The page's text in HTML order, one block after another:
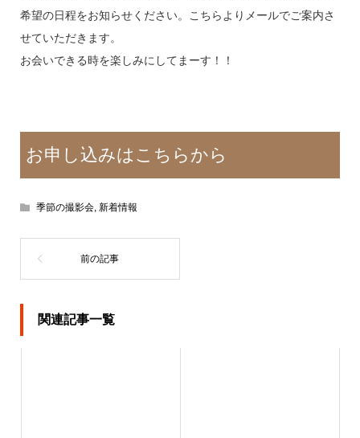
希望の日程をお知らせください。こちらよりメールでご案内さ
せていただきます。
お会いできる時を楽しみにしてまーす！！
お申し込みはこちらから
季節の撮影会, 新着情報
関連記事一覧